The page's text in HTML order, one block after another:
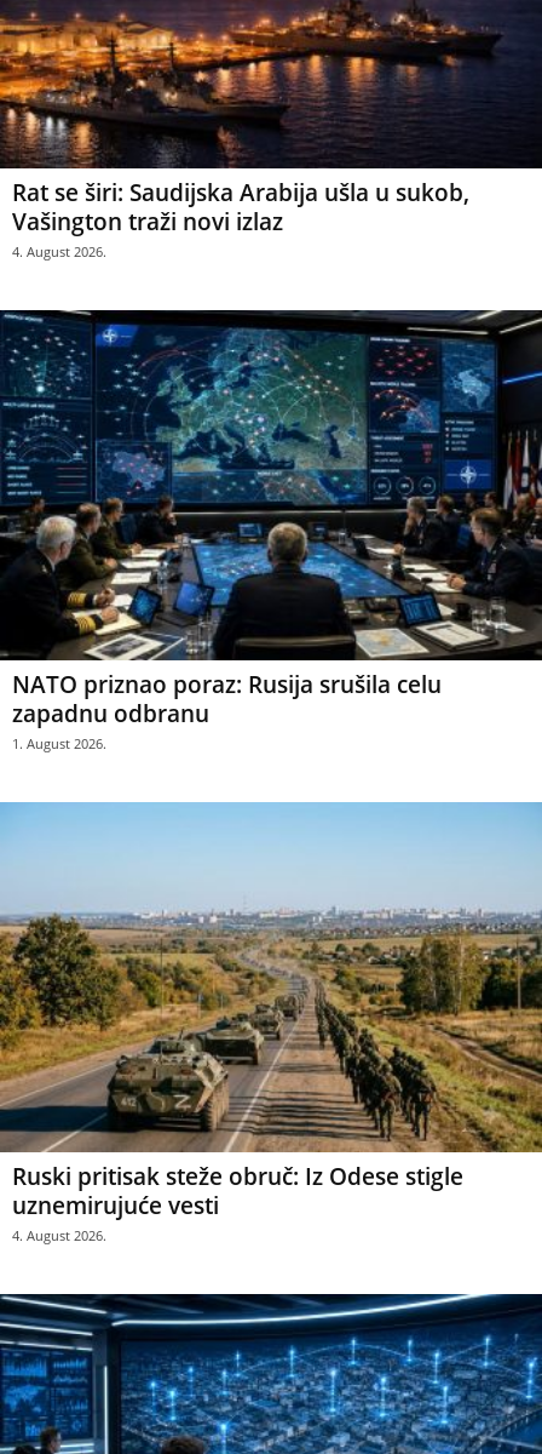
Rat se širi: Saudijska Arabija ušla u sukob,
Vašington traži novi izlaz
4. August 2026.
NATO priznao poraz: Rusija srušila celu
zapadnu odbranu
1. August 2026.
Ruski pritisak steže obruč: Iz Odese stigle
uznemirujuće vesti
4. August 2026.